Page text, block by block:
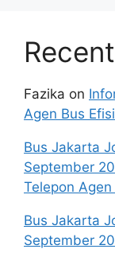
Fazika on
Agen Bus
Bus Jakarta
September
Telepon
Bus Jakarta
September